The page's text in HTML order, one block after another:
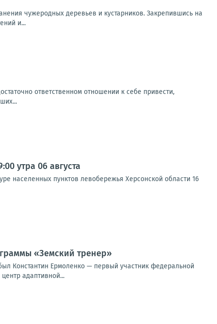
чужеродных деревьев и кустарников. Закрепившись на
и...
ответственном отношении к себе привести,
утра 06 августа
населенных пунктов левобережья Херсонской области 16
«Земский тренер»
Константин Ермоленко — первый участник федеральной
адаптивной...